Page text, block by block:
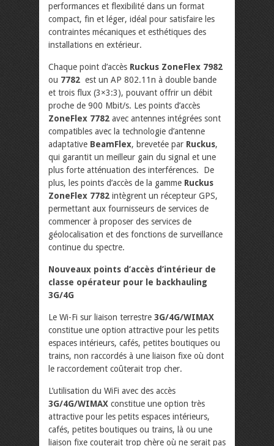
performances et flexibilité dans un format
compact, fin et léger, idéal pour satisfaire les
contraintes mécaniques et esthétiques des
installations en extérieur.
Chaque point d’accès Ruckus ZoneFlex 7982
ou 7782 est un AP 802.11n à double bande
et trois flux (3×3:3), pouvant offrir un débit
proche de 900 Mbit/s. Les points d’accès
ZoneFlex 7782 avec antennes intégrées sont
compatibles avec la technologie d’antenne
adaptative BeamFlex, brevetée par Ruckus,
qui garantit un meilleur gain du signal et une
plus forte atténuation des interférences. De
plus, les points d’accès de la gamme Ruckus
ZoneFlex 7782 intègrent un récepteur GPS,
permettant aux fournisseurs de services de
commencer à proposer des services de
géolocalisation et des fonctions de surveillance
continue du spectre.
Nouveaux points d’accès d’intérieur de
classe opérateur pour le backhauling
3G/4G
Le Wi-Fi sur liaison terrestre 3G/4G/WIMAX
constitue une option attractive pour les petits
espaces intérieurs, cafés, petites boutiques ou
trains, non raccordés à une liaison fixe où dont
le raccordement coûterait trop cher.
L’utilisation du WiFi avec des accès
3G/4G/WIMAX constitue une option très
attractive pour les petits espaces intérieurs,
cafés, petites boutiques ou trains, là ou une
liaison fixe couterait trop chère où ne serait pas